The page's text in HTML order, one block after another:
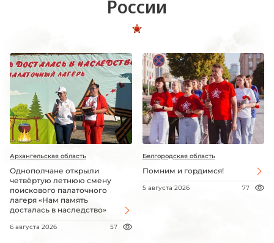
России
Архангельская область
Однополчане открыли
четвёртую летнюю смену
поискового палаточного
лагеря «Нам память
досталась в наследство»
6 августа 2026 57
Белгородская область
Помним и гордимся!
5 августа 2026 77